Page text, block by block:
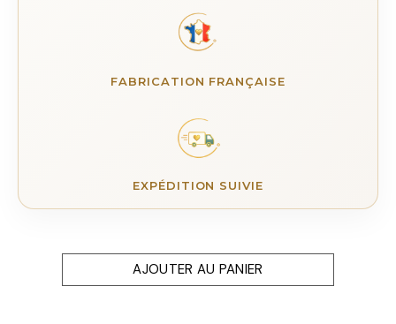
FABRICATION FRANÇAISE
EXPÉDITION SUIVIE
AJOUTER AU PANIER